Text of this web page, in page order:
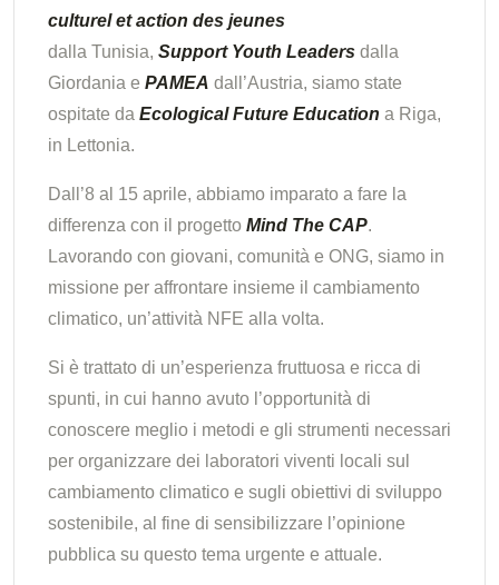
culturel et action des jeunes
dalla Tunisia, Support Youth Leaders dalla
Giordania e PAMEA dall’Austria, siamo state
ospitate da Ecological Future Education a Riga,
in Lettonia.
Dall’8 al 15 aprile, abbiamo imparato a fare la
differenza con il progetto Mind The CAP.
Lavorando con giovani, comunità e ONG, siamo in
missione per affrontare insieme il cambiamento
climatico, un’attività NFE alla volta.
Si è trattato di un’esperienza fruttuosa e ricca di
spunti, in cui hanno avuto l’opportunità di
conoscere meglio i metodi e gli strumenti necessari
per organizzare dei laboratori viventi locali sul
cambiamento climatico e sugli obiettivi di sviluppo
sostenibile, al fine di sensibilizzare l’opinione
pubblica su questo tema urgente e attuale.